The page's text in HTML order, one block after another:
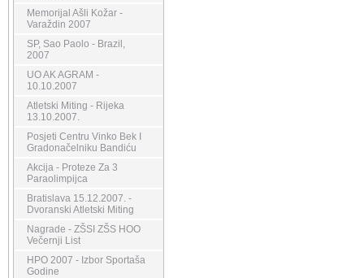
Memorijal Ašli Kožar -
Varaždin 2007
SP, Sao Paolo - Brazil,
2007
UO AK AGRAM -
10.10.2007
Atletski Miting - Rijeka
13.10.2007.
Posjeti Centru Vinko Bek I
Gradonačelniku Bandiću
Akcija - Proteze Za 3
Paraolimpijca
Bratislava 15.12.2007. -
Dvoranski Atletski Miting
Nagrade - ZŠSI ZŠS HOO
Večernji List
HPO 2007 - Izbor Sportaša
Godine